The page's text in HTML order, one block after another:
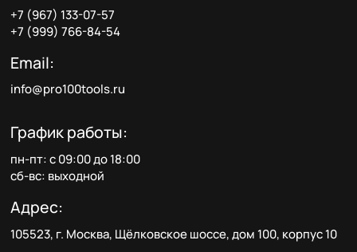
+7 (967) 133-07-57
+7 (999) 766-84-54
Email:
info@pro100tools.ru
График работы:
пн-пт: с 09:00 до 18:00
сб-вс: выходной
Адрес:
105523, г. Москва, Щёлковское шоссе, дом 100, корпус 10